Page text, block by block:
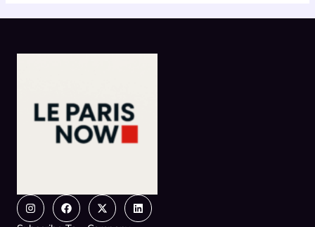
InstagramFacebook
X-
twitter
Linkedin